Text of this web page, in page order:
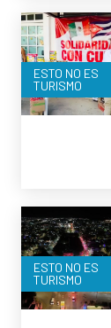
ESTO NO ES
TURISMO
ESTO NO ES
TURISMO